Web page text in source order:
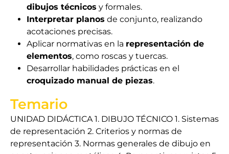
dibujos técnicos y formales.
Interpretar planos de conjunto, realizando
acotaciones precisas.
Aplicar normativas en la representación de
elementos, como roscas y tuercas.
Desarrollar habilidades prácticas en el
croquizado manual de piezas.
Temario
UNIDAD DIDÁCTICA 1. DIBUJO TÉCNICO 1. Sistemas
de representación 2. Criterios y normas de
representación 3. Normas generales de dibujo en